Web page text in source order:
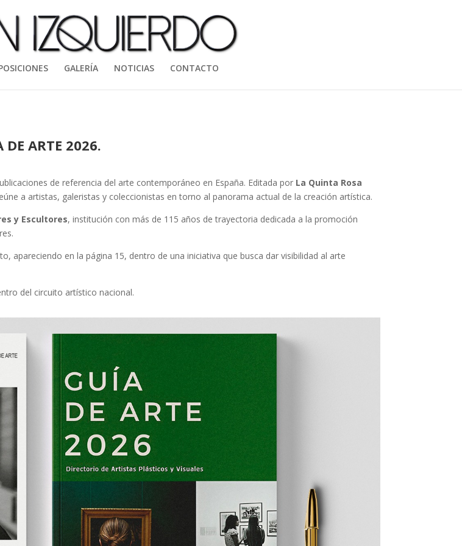
GALERÍA NOTICIAS CONTACTO
DE ARTE 2026.
de referencia del arte contemporáneo en España. Editada por La Quinta Rosa
a artistas, galeristas y coleccionistas en torno al panorama actual de la creación artística.
y Escultores, institución con más de 115 años de trayectoria dedicada a la promoción
apareciendo en la página 15, dentro de una iniciativa que busca dar visibilidad al arte
del circuito artístico nacional.